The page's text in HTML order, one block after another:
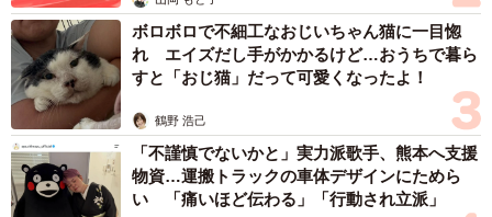
トオブミス京都」でグランプリを獲得するなど、活動の幅
を広げています。白衣姿や着物姿で笑顔を見せる現在の姿
にも、受験期からの変化が表れています。
ボロボロで不細工なおじいちゃん猫に一目惚
れ エイズだし手がかかるけど…おうちで暮ら
すと「おじ猫」だって可愛くなったよ！
鶴野 浩己
「不謹慎でないかと」実力派歌手、熊本へ支援
物資…運搬トラックの車体デザインにためら
い 「痛いほど伝わる」「行動され立派」